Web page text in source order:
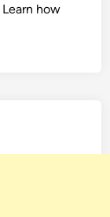
Learn how